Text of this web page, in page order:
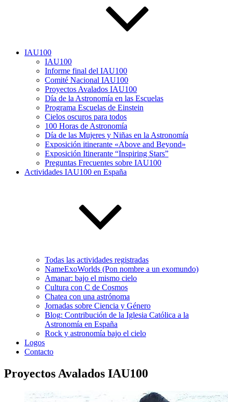
IAU100
IAU100
Informe final del IAU100
Comité Nacional IAU100
Proyectos Avalados IAU100
Día de la Astronomía en las Escuelas
Programa Escuelas de Einstein
Cielos oscuros para todos
100 Horas de Astronomía
Día de las Mujeres y Niñas en la Astronomía
Exposición itinerante «Above and Beyond»
Exposición Itinerante “Inspiring Stars”
Preguntas Frecuentes sobre IAU100
Actividades IAU100 en España
Todas las actividades registradas
NameExoWorlds (Pon nombre a un exomundo)
Amanar: bajo el mismo cielo
Cultura con C de Cosmos
Chatea con una astrónoma
Jornadas sobre Ciencia y Género
Blog: Contribución de la Iglesia Católica a la
Astronomía en España
Rock y astronomía bajo el cielo
Logos
Contacto
Proyectos Avalados IAU100